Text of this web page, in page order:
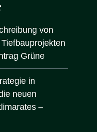
von
Grüne
in
neuen
–